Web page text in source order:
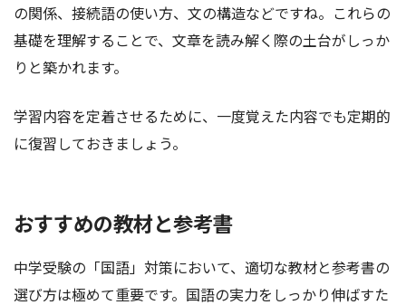
の関係、接続語の使い方、文の構造などですね。これらの
基礎を理解することで、文章を読み解く際の土台がしっか
りと築かれます。
学習内容を定着させるために、一度覚えた内容でも定期的
に復習しておきましょう。
おすすめの教材と参考書
中学受験の「国語」対策において、適切な教材と参考書の
選び方は極めて重要です。国語の実力をしっかり伸ばすた